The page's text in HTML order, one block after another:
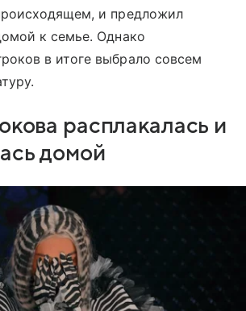
и предложил
к семье. Однако
в итоге выбрало совсем
расплакалась и
домой